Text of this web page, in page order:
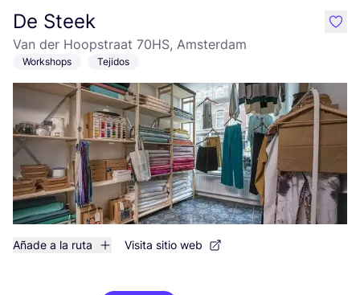
De Steek
Van der Hoopstraat 70HS, Amsterdam
Workshops Tejidos
Añade a la ruta Visita sitio web
like